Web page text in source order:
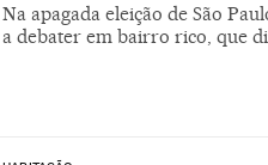
Na apagada eleição de São
a debater em bairro rico, que